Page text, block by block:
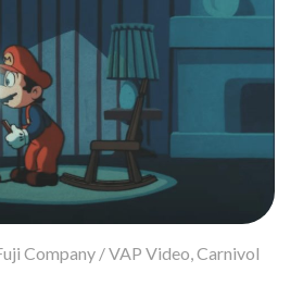
Company / VAP Video, Carnivol